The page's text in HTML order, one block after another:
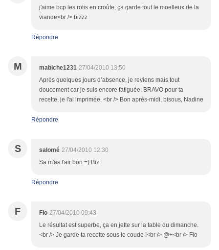
j'aime bcp les rotis en croûte, ça garde tout le moelleux de la
viande<br /> bizzz
Répondre
M mabiche1231 27/04/2010 13:50
Après quelques jours d’absence, je reviens mais tout
doucement car je suis encore fatiguée. BRAVO pour ta
recette, je l'ai imprimée. <br /> Bon après-midi, bisous, Nadine
Répondre
S salomé 27/04/2010 12:30
Sa m'as l'air bon =) Biz
Répondre
F Flo 27/04/2010 09:43
Le résultat est superbe, ça en jette sur la table du dimanche.
<br /> Je garde ta recette sous le coude !<br /> @+<br /> Flo